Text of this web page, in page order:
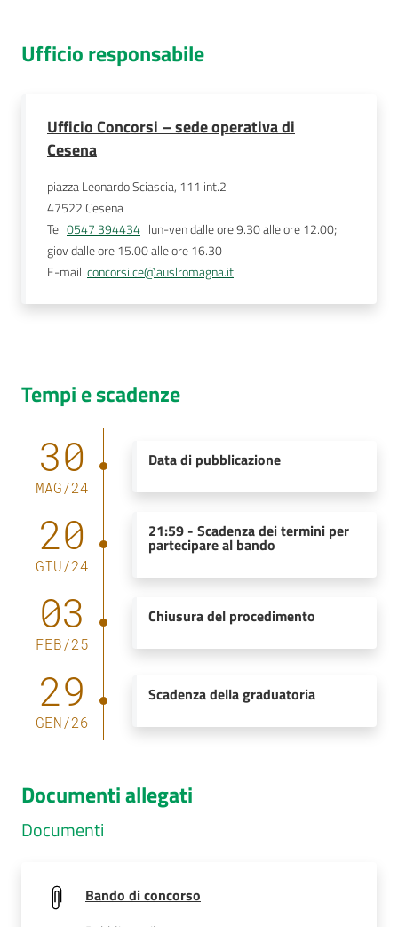
Ufficio responsabile
Ufficio Concorsi – sede operativa di
Cesena
piazza Leonardo Sciascia, 111 int.2
47522 Cesena
Tel 0547 394434
   lun-ven dalle ore 9.30 alle ore 12.00;
giov dalle ore 15.00 alle ore 16.30
E-mail concorsi.ce@auslromagna.it
Tempi e scadenze
30
MAG/24
Data di pubblicazione
20
GIU/24
21:59- Scadenza dei termini per
partecipare al bando
03
FEB/25
Chiusura del procedimento
29
GEN/26
Scadenza della graduatoria
Documenti allegati
Documenti
Bando di concorso